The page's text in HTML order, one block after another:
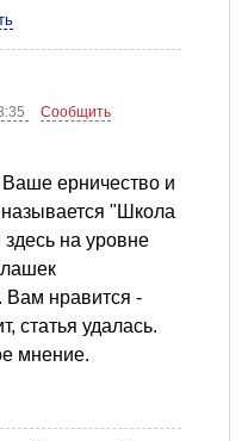
Сообщить
ерничество и
"Школа
здесь на уровне
Вам нравится -
статья удалась.
мнение.